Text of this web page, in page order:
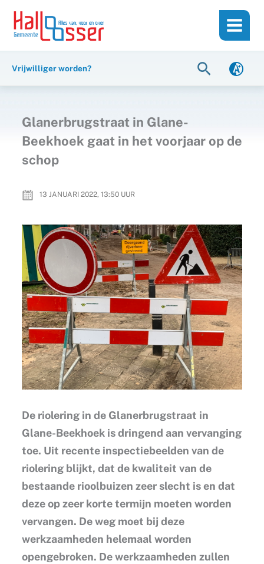
inhoud
naar
Vrijwilliger worden? Zoeken
Glanerbrugstraat in Glane-
Beekhoek gaat in het voorjaar op de
schop
13 JANUARI 2022, 13:50UUR
De riolering in de Glanerbrugstraat in
Glane-Beekhoek is dringend aan vervanging
toe. Uit recente inspectiebeelden van de
riolering blijkt, dat de kwaliteit van de
bestaande rioolbuizen zeer slecht is en dat
deze op zeer korte termijn moeten worden
vervangen. De weg moet bij deze
werkzaamheden helemaal worden
opengebroken. De werkzaamheden zullen